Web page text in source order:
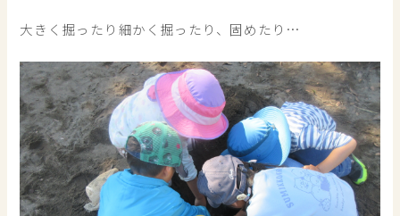
大きく掘ったり細かく掘ったり、固めたり…